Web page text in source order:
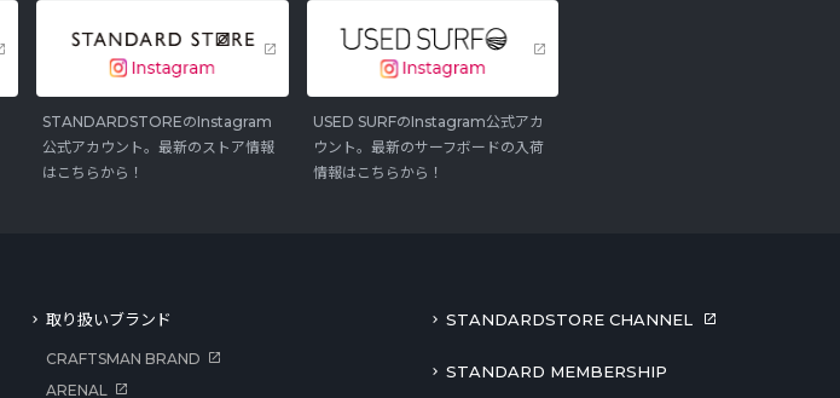
STANDARDSTOREのInstagram
公式アカウント。最新のストア情報
はこちらから！
USED SURFのInstagram公式アカ
ウント。最新のサーフボードの入荷
情報はこちらから！
取り扱いブランド
CRAFTSMAN BRAND
ARENAL
STANDARDSTORE CHANNEL
STANDARD MEMBERSHIP